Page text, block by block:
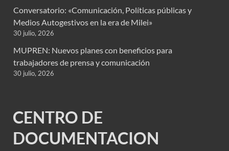
Conversatorio: «Comunicación, Políticas públicas y
Medios Autogestivos en la era de Milei»
30 julio, 2026
MUPREN: Nuevos planes con beneficios para
trabajadores de prensa y comunicación
30 julio, 2026
CENTRO DE
DOCUMENTACION